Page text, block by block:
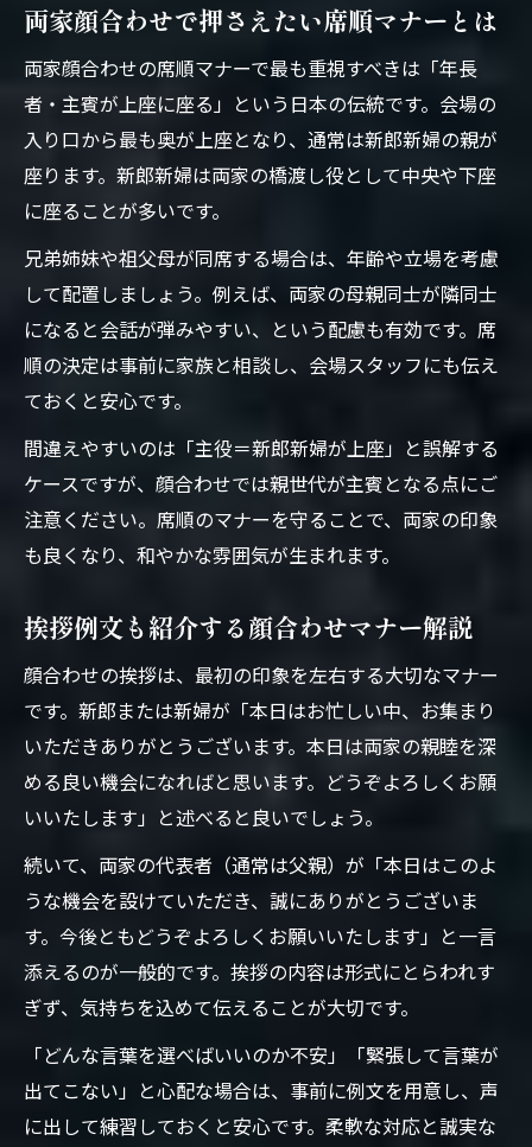
両家顔合わせで押さえたい席順マナーとは
両家顔合わせの席順マナーで最も重視すべきは「年長
者・主賓が上座に座る」という日本の伝統です。会場の
入り口から最も奥が上座となり、通常は新郎新婦の親が
座ります。新郎新婦は両家の橋渡し役として中央や下座
に座ることが多いです。
兄弟姉妹や祖父母が同席する場合は、年齢や立場を考慮
して配置しましょう。例えば、両家の母親同士が隣同士
になると会話が弾みやすい、という配慮も有効です。席
順の決定は事前に家族と相談し、会場スタッフにも伝え
ておくと安心です。
間違えやすいのは「主役＝新郎新婦が上座」と誤解する
ケースですが、顔合わせでは親世代が主賓となる点にご
注意ください。席順のマナーを守ることで、両家の印象
も良くなり、和やかな雰囲気が生まれます。
挨拶例文も紹介する顔合わせマナー解説
顔合わせの挨拶は、最初の印象を左右する大切なマナー
です。新郎または新婦が「本日はお忙しい中、お集まり
いただきありがとうございます。本日は両家の親睦を深
める良い機会になればと思います。どうぞよろしくお願
いいたします」と述べると良いでしょう。
続いて、両家の代表者（通常は父親）が「本日はこのよ
うな機会を設けていただき、誠にありがとうございま
す。今後ともどうぞよろしくお願いいたします」と一言
添えるのが一般的です。挨拶の内容は形式にとらわれす
ぎず、気持ちを込めて伝えることが大切です。
「どんな言葉を選べばいいのか不安」「緊張して言葉が
出てこない」と心配な場合は、事前に例文を用意し、声
に出して練習しておくと安心です。柔軟な対応と誠実な